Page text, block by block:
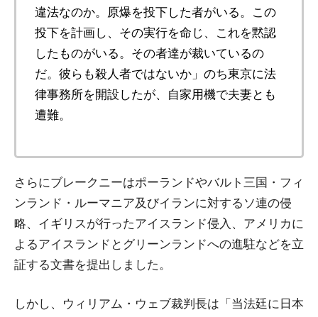
違法なのか。原爆を投下した者がいる。この
投下を計画し、その実行を命じ、これを黙認
したものがいる。その者達が裁いているの
だ。彼らも殺人者ではないか」のち東京に法
律事務所を開設したが、自家用機で夫妻とも
遭難。
さらにブレークニーはポーランドやバルト三国・フィ
ンランド・ルーマニア及びイランに対するソ連の侵
略、イギリスが行ったアイスランド侵入、アメリカに
よるアイスランドとグリーンランドへの進駐などを立
証する文書を提出しました。
しかし、ウィリアム・ウェブ裁判長は「当法廷に日本